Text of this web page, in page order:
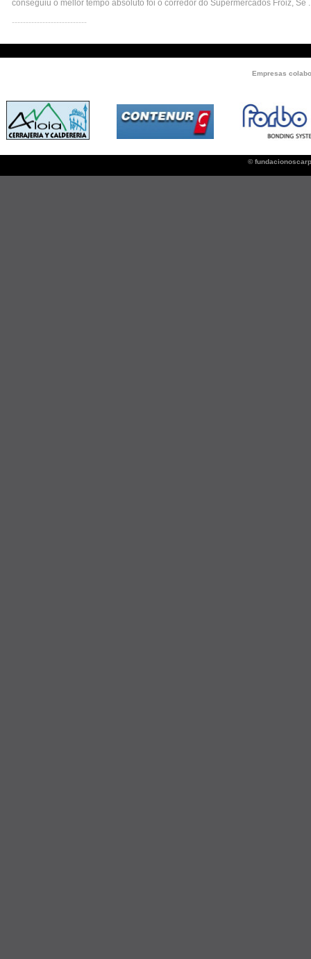
conseguiu o mellor tempo absoluto foi o corredor do Supermercados Froiz, Se
---------------------------
Empresas
©